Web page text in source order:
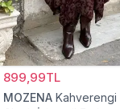
899,99TL
MOZENA Kahverengi